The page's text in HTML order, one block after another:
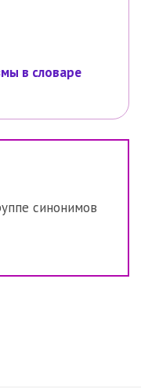
в словаре
синонимов